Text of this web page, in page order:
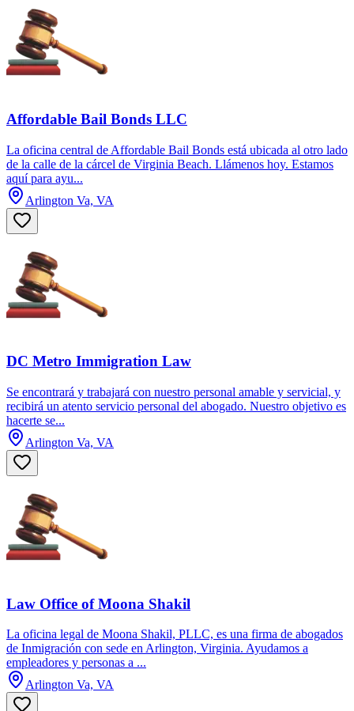
Affordable Bail Bonds LLC
La oficina central de Affordable Bail Bonds está ubicada al otro lado
de la calle de la cárcel de Virginia Beach. Llámenos hoy. Estamos
aquí para ayu...
Arlington Va, VA
DC Metro Immigration Law
Se encontrará y trabajará con nuestro personal amable y servicial, y
recibirá un atento servicio personal del abogado. Nuestro objetivo es
hacerte se...
Arlington Va, VA
Law Office of Moona Shakil
La oficina legal de Moona Shakil, PLLC, es una firma de abogados
de Inmigración con sede en Arlington, Virginia. Ayudamos a
empleadores y personas a ...
Arlington Va, VA